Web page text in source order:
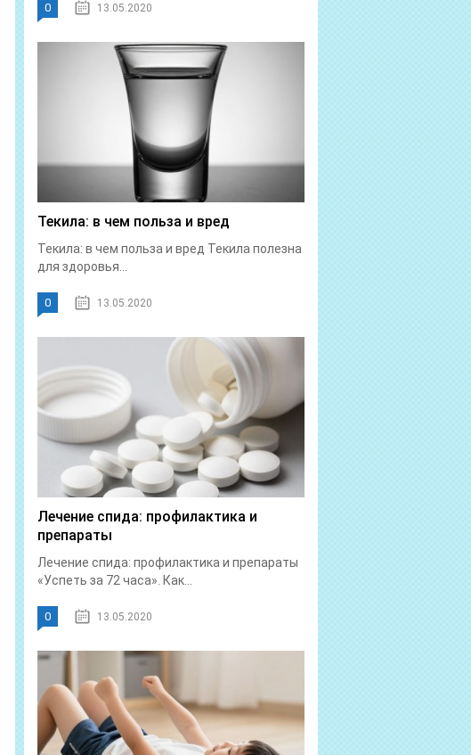
0 13.05.2020
Текила: в чем польза и вред
Текила: в чем польза и вред Текила полезна
для здоровья...
0 13.05.2020
Лечение спида: профилактика и
препараты
Лечение спида: профилактика и препараты
«Успеть за 72 часа». Как...
0 13.05.2020